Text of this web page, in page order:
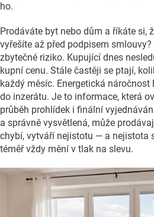
ho.
Prodáváte byt nebo dům a říkáte si,
vyřešíte až před podpisem
zbytečné riziko. Kupující dnes
kupní cenu. Stále častěji se ptají,
každý měsíc. Energetická
do inzerátu. Je to informace, která
průběh prohlídek i finální
a správně vysvětlená, může
chybí, vytváří nejistotu — a nejistota
téměř vždy mění v tlak na slevu.